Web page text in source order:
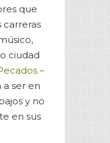
que
carreras
ciudad
–
ser en
y no
en sus